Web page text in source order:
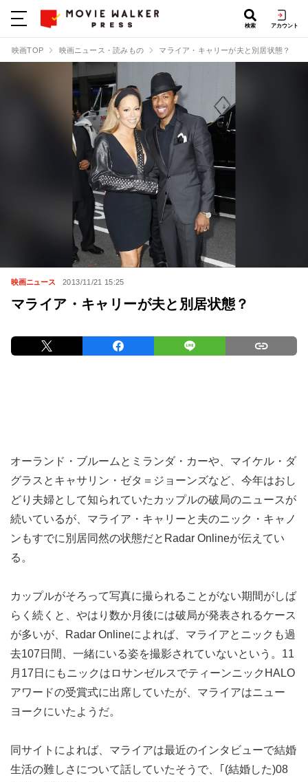
検索 アカウント
映画TOP 映画ニュース・読みもの マライア・キャリーが夫と別居状態？
映画ニュース 2013/11/21 15:25
マライア・キャリーが夫と別居状態？
オーランド・ブルームとミランダ・カーや、マイケル・ダ
グラスとキャサリン・ゼタ＝ジョーンズなど、今年はおし
どり夫婦として知られていたカップルの破局のニュースが
続いているが、マライア・キャリーと夫のニック・キャノ
ンもすでに別居同然の状態だとRadar Onlineが伝えてい
る。
カップルがそろって写真に撮られることがない期間がしば
らく続くと、やはり数か月後には破局が発表されるケース
が多いが、Radar Onlineによれば、マライアとニックも過
去107日間、一緒にいる姿を撮影されていないという。11
月17日にもニックはロサンゼルスでティーンニックHALO
アワードの受賞式に出席していたが、マライアはニュー
ヨークにいたようだ。
同サイトによれば、マライアは最近のインタビューで結婚
生活の難しさについて話していたそうで、｢(結婚した)08